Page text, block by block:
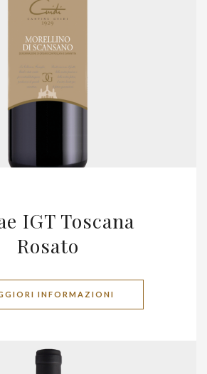
IGT Toscana
Rosato
INFORMAZIONI